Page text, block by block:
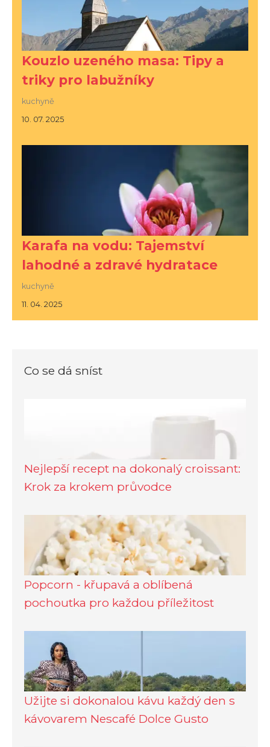
Kouzlo uzeného masa: Tipy a
triky pro labužníky
kuchyně
10. 07. 2025
Karafa na vodu: Tajemství
lahodné a zdravé hydratace
kuchyně
11. 04. 2025
Co se dá sníst
Nejlepší recept na dokonalý croissant:
Krok za krokem průvodce
Popcorn - křupavá a oblíbená
pochoutka pro každou příležitost
Užijte si dokonalou kávu každý den s
kávovarem Nescafé Dolce Gusto